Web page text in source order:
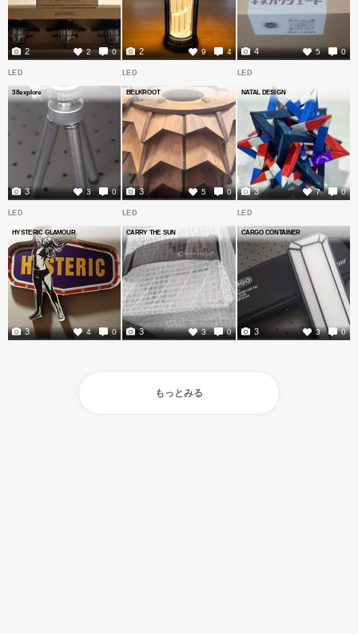
2 0
2 9 4
2 5 0
4
LED
38explore
3 0
3
LED
BELKROOT
5 0
3
LED
NATAL DESIGN
7 0
3
LED
HYSTERIC GLAMOUR
4 0
3
LED
CARRY THE SUN
3 0
3
LED
CARGO CONTAINER
3 0
3
もっとみる